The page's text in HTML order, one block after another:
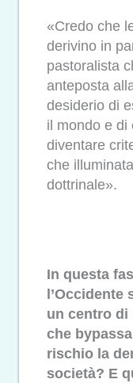
«Credo che
derivino in
pastoralista
anteposta
desiderio di
il mondo e di
diventare
che
dottrinale».
In questa
un centro di
che
rischio la
società? E